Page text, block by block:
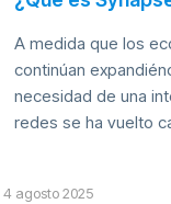
A medida que los
continúan
necesidad de una
redes se ha vuelto
4 agosto 2025